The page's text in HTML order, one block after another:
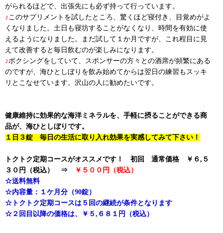
がられるほどで、出張先にも必ず持って行っています。
♪このサプリメントを試したところ、驚くほど寝付き、目覚めがよ
くなりました。土日も寝坊することがなくなり、時間を有効に使
えるようになりました。まだ試して１か月ですが、これ程目に見
えて改善すると毎日飲むのが楽しみになります。
♪ボクシングをしていて、スポンサーの方々との酒席が頻繁にある
のですが、海ひとしぼりを飲み始めてからは翌日の練習もスッキ
リとこなせています。沢山の人に勧めたいです。
健康維持に効果的な海洋ミネラルを、手軽に摂ることができる商
品が、海ひとしぼりです。
１日３錠 毎日の生活に取り入れ効果を実感してみて下さい！
トクトク定期コースがオススメです！ 初回 通常価格 ￥６,５
３０円（税込） ⇒
￥５００円（税込）
☆送料無料
☆内容量：１ケ月分（90錠）
☆トクトク定期コースは５回の継続が条件となります
☆２回目以降の価格は、￥５,６８１円（税込）